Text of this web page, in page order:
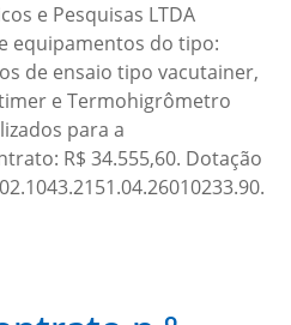
e Pesquisas LTDA
equipamentos do tipo:
de ensaio tipo vacutainer,
e Termohigrômetro
para a
R$ 34.555,60. Dotação